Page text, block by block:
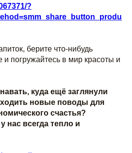
?
берите что-нибудь
и погружайтесь в мир красоты и
куда ещё заглянули
новые поводы для
счастья?
нас всегда тепло и